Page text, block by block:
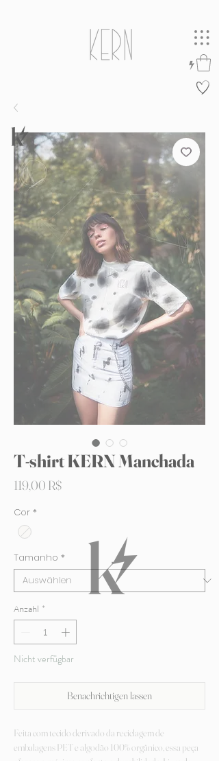
T-shirt KERN Manchada
119,00 R$Preis
Cor *
Tamanho *
Anzahl *
Nicht verfügbar
Benachrichtigen lassen
Feita com tecido derivado da reciclagem de
embalagens PET e algodão 100% orgânico, essa peça